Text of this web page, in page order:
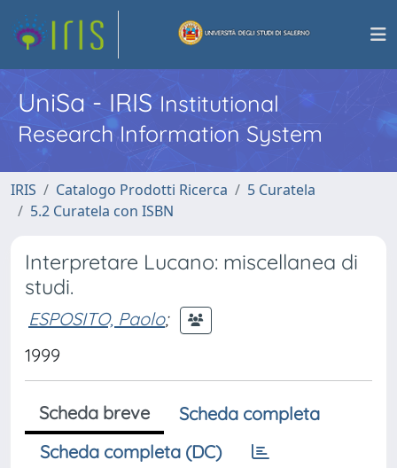
UniSa - IRISInstitutional
Research Information System
IRIS Catalogo Prodotti Ricerca
5 Curatela
5.2 Curatela con ISBN
Interpretare Lucano: miscellanea di
studi.
ESPOSITO, Paolo;
1999
Scheda breve
Scheda completa
Scheda completa (DC)